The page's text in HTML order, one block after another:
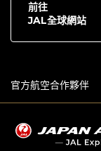
前往
JAL全球網站
官方航空合作夥伴